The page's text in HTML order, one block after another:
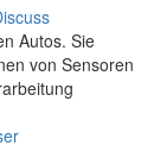
Autos. Sie
von Sensoren